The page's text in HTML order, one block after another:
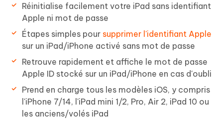
Réinitialise facilement votre iPad sans identifiant
Apple ni mot de passe
Étapes simples pour supprimer l'identifiant Apple
sur un iPad/iPhone activé sans mot de passe
Retrouve rapidement et affiche le mot de passe
Apple ID stocké sur un iPad/iPhone en cas d'oubli
Prend en charge tous les modèles iOS, y compris
l'iPhone 7/14, l'iPad mini 1/2, Pro, Air 2, iPad 10 ou
les anciens/volés iPad